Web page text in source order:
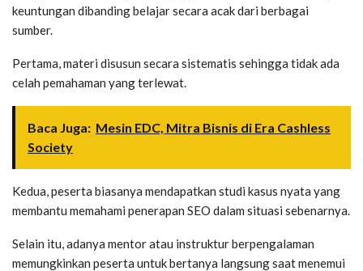
keuntungan dibanding belajar secara acak dari berbagai
sumber.
Pertama, materi disusun secara sistematis sehingga tidak ada
celah pemahaman yang terlewat.
Baca Juga: Mesin EDC, Mitra Bisnis di Era Cashless
Society
Kedua, peserta biasanya mendapatkan studi kasus nyata yang
membantu memahami penerapan SEO dalam situasi sebenarnya.
Selain itu, adanya mentor atau instruktur berpengalaman
memungkinkan peserta untuk bertanya langsung saat menemui